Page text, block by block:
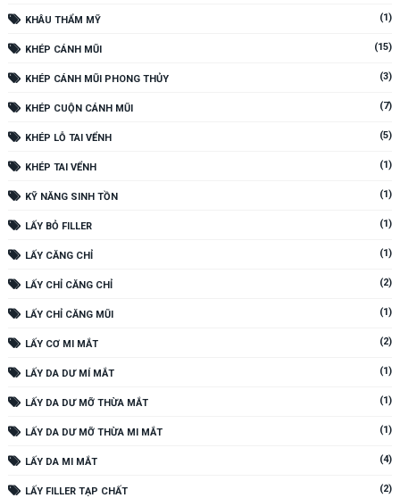
KHÂU THẨM MỸ (1)
KHÉP CÁNH MŨI (15)
KHÉP CÁNH MŨI PHONG THỦY (3)
KHÉP CUỘN CÁNH MŨI (7)
KHÉP LỖ TAI VỂNH (5)
KHÉP TAI VỂNH (1)
KỸ NĂNG SINH TỒN (1)
LẤY BỎ FILLER (1)
LẤY CĂNG CHỈ (1)
LẤY CHỈ CĂNG CHỈ (2)
LẤY CHỈ CĂNG MŨI (1)
LẤY CƠ MI MẮT (2)
LẤY DA DƯ MÍ MẮT (1)
LẤY DA DƯ MỠ THỪA MẮT (1)
LẤY DA DƯ MỠ THỪA MI MẮT (1)
LẤY DA MI MẮT (4)
LẤY FILLER TẠP CHẤT (2)